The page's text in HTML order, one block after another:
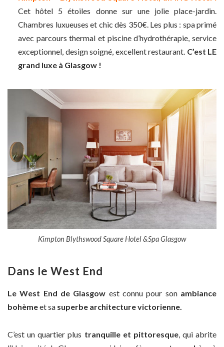
Cet hôtel 5 étoiles donne sur une jolie place-jardin.
Chambres luxueuses et chic dès 350€. Les plus : spa primé
avec parcours thermal et piscine d’hydrothérapie, service
exceptionnel, design soigné, excellent restaurant. C’est LE
grand luxe à Glasgow !
Kimpton Blythswood Square Hotel &Spa Glasgow
Dans le West End
Le West End de Glasgow est connu pour son ambiance
bohèmeet sa superbe architecture victorienne.
C’est un quartier plus tranquille et pittoresque, qui abrite